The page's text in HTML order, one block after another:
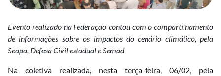
Evento realizado na Federação contou com o compartilhamento
de informações sobre os impactos do cenário climático, pela
Seapa, Defesa Civil estadual e Semad
Na coletiva realizada, nesta terça-feira, 06/02, pela